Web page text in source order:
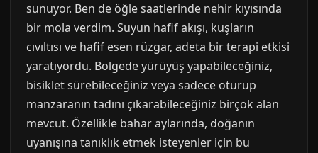
sunuyor. Ben de öğle saatlerinde nehir kıyısında
bir mola verdim. Suyun hafif akışı, kuşların
cıvıltısı ve hafif esen rüzgar, adeta bir terapi etkisi
yaratıyordu. Bölgede yürüyüş yapabileceğiniz,
bisiklet sürebileceğiniz veya sadece oturup
manzaranın tadını çıkarabileceğiniz birçok alan
mevcut. Özellikle bahar aylarında, doğanın
uyanışına tanıklık etmek isteyenler için bu